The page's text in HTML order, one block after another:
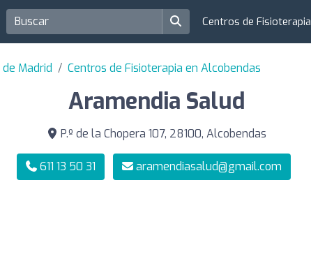
Centros de Fisioterapia
Madrid Centros de Fisioterapia en Alcobendas
Aramendia Salud
P.º de la Chopera 107, 28100, Alcobendas
611 13 50 31 aramendiasalud@gmail.com